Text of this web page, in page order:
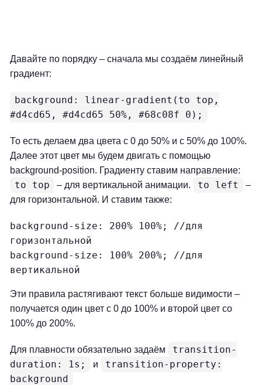
Давайте по порядку – сначала мы создаём линейный
градиент:
background: linear-gradient(to top,
#d4cd65, #d4cd65 50%, #68c08f 0);
То есть делаем два цвета с 0 до 50% и с 50% до 100%.
Далее этот цвет мы будем двигать с помощью
background-position. Градиенту ставим направление:
to top – для вертикальной анимации. to left
–
для горизонтальной. И ставим также:
background-size: 200% 100%; //для
горизонтальной
background-size: 100% 200%; //для
вертикальной
Эти правила растягивают текст больше видимости –
получается один цвет с 0 до 100% и второй цвет со
100% до 200%.
Для плавности обязательно задаём
transition-
duration: 1s;
и
transition-property:
background